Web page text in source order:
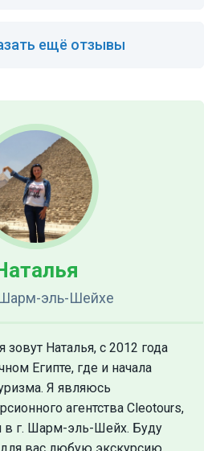
ещё отзывы
эль-Шейхе
Наталья, с 2012 года
Египте, где и начала
Я являюсь
агентства Cleotours,
в г. Шарм-эль-Шейх. Буду